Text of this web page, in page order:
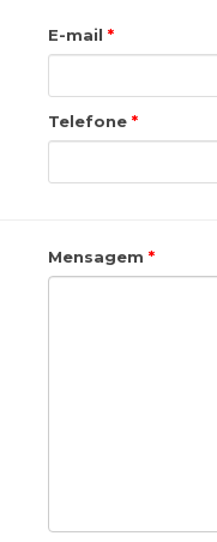
E-mail
Telefone
Mensagem